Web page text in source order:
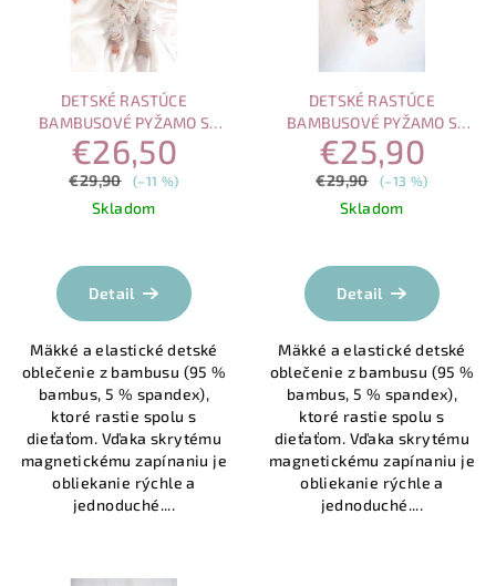
DETSKÉ RASTÚCE
BAMBUSOVÉ PYŽAMO S
MAGNETICKÝM ZAPÍNANÍM –
SPIACA SOVA
€26,50
€29,90 (–11 %)
Skladom
hodnotenie
produktu
z
5
hviezdičiek.
Detail
Mäkké a elastické detské
oblečenie z bambusu (95 %
bambus, 5 % spandex),
ktoré rastie spolu s
dieťaťom. Vďaka skrytému
magnetickému zapínaniu je
obliekanie rýchle a
jednoduché....
DETSKÉ RASTÚCE
BAMBUSOVÉ PYŽAMO S
MAGNETICKÝM ZAPÍNANÍM –
HRAVÉ MORE
€25,90
€29,90 (–13 %)
Skladom
Detail
Mäkké a elastické detské
oblečenie z bambusu (95 %
bambus, 5 % spandex),
ktoré rastie spolu s
dieťaťom. Vďaka skrytému
magnetickému zapínaniu je
obliekanie rýchle a
jednoduché....